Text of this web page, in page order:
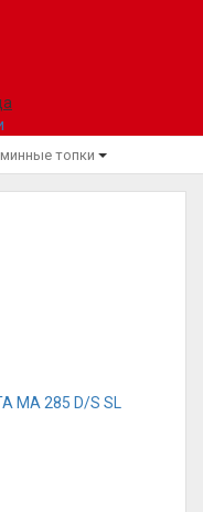
топки